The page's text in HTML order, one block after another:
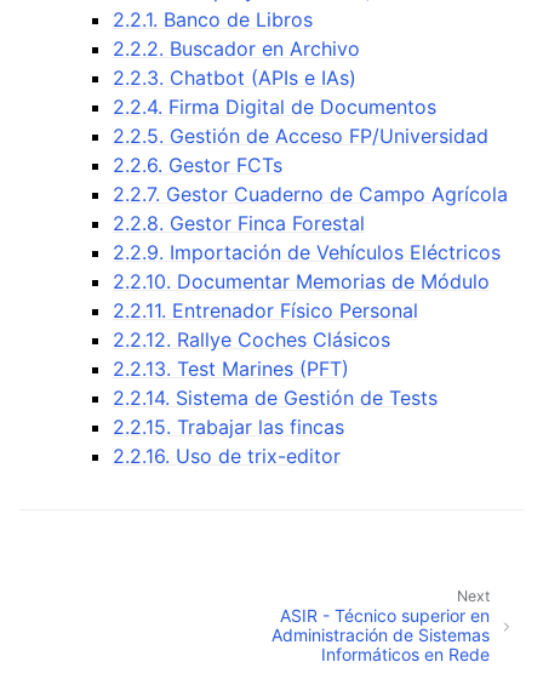
2.2.1. Banco de Libros
2.2.2. Buscador en Archivo
2.2.3. Chatbot (APIs e IAs)
2.2.4. Firma Digital de Documentos
2.2.5. Gestión de Acceso FP/Universidad
2.2.6. Gestor FCTs
2.2.7. Gestor Cuaderno de Campo Agrícola
2.2.8. Gestor Finca Forestal
2.2.9. Importación de Vehículos Eléctricos
2.2.10. Documentar Memorias de Módulo
2.2.11. Entrenador Físico Personal
2.2.12. Rallye Coches Clásicos
2.2.13. Test Marines (PFT)
2.2.14. Sistema de Gestión de Tests
2.2.15. Trabajar las fincas
2.2.16. Uso de trix-editor
Next
ASIR - Técnico superior en
Administración de Sistemas
Informáticos en Rede